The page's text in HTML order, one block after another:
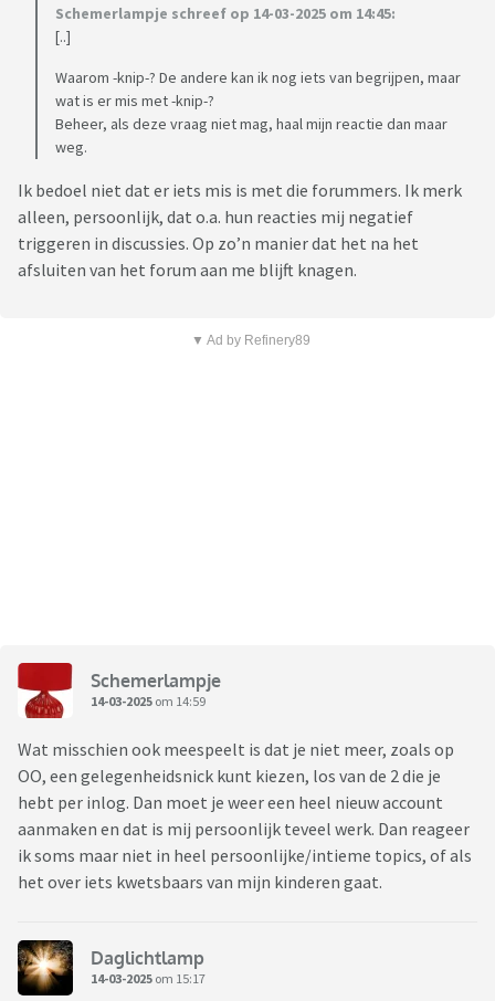
Schemerlampje schreef op 14-03-2025 om 14:45:
[..]
Waarom -knip-? De andere kan ik nog iets van begrijpen, maar
wat is er mis met -knip-?
Beheer, als deze vraag niet mag, haal mijn reactie dan maar
weg.
Ik bedoel niet dat er iets mis is met die forummers. Ik merk
alleen, persoonlijk, dat o.a. hun reacties mij negatief
triggeren in discussies. Op zo’n manier dat het na het
afsluiten van het forum aan me blijft knagen.
▼ Ad by Refinery89
Schemerlampje
14-03-2025 om 14:59
Wat misschien ook meespeelt is dat je niet meer, zoals op
OO, een gelegenheidsnick kunt kiezen, los van de 2 die je
hebt per inlog. Dan moet je weer een heel nieuw account
aanmaken en dat is mij persoonlijk teveel werk. Dan reageer
ik soms maar niet in heel persoonlijke/intieme topics, of als
het over iets kwetsbaars van mijn kinderen gaat.
Daglichtlamp
14-03-2025 om 15:17